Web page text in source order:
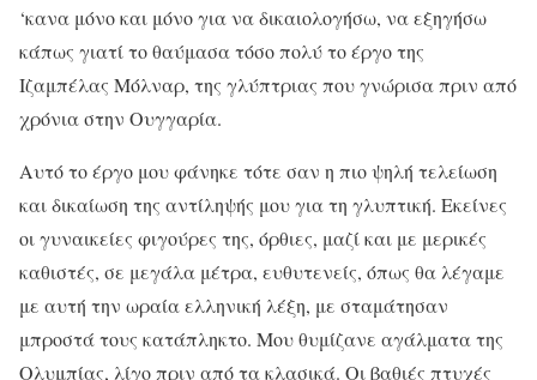
‘κανα μόνο και μόνο για να δικαιολογήσω, να εξηγήσω
κάπως γιατί το θαύμασα τόσο πολύ το έργο της
Ιζαμπέλας Μόλναρ, της γλύπτριας που γνώρισα πριν από
χρόνια στην Ουγγαρία.
Αυτό το έργο μου φάνηκε τότε σαν η πιο ψηλή τελείωση
και δικαίωση της αντίληψής μου για τη γλυπτική. Εκείνες
οι γυναικείες φιγούρες της, όρθιες, μαζί και με μερικές
καθιστές, σε μεγάλα μέτρα, ευθυτενείς, όπως θα λέγαμε
με αυτή την ωραία ελληνική λέξη, με σταμάτησαν
μπροστά τους κατάπληκτο. Μου θυμίζανε αγάλματα της
Ολυμπίας, λίγο πριν από τα κλασικά. Οι βαθιές πτυχές